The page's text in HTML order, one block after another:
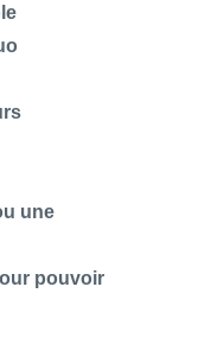
une
pouvoir